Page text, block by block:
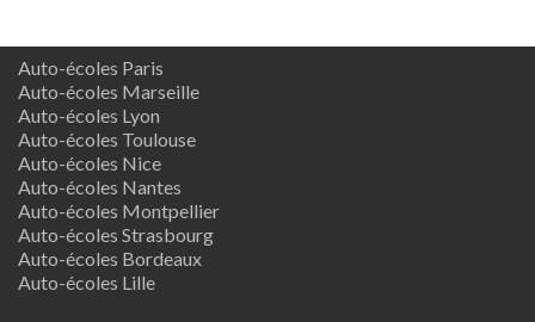
Auto-écoles Paris
Auto-écoles Marseille
Auto-écoles Lyon
Auto-écoles Toulouse
Auto-écoles Nice
Auto-écoles Nantes
Auto-écoles Montpellier
Auto-écoles Strasbourg
Auto-écoles Bordeaux
Auto-écoles Lille